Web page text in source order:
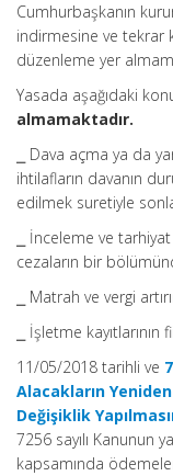
Cumhurbaşkanın
indirmesine ve tekrar
düzenleme yer
Yasada aşağıdaki
almamaktadır.
⎯ Dava açma ya da
ihtilafların davanın
edilmek suretiyle
⎯ İnceleme ve
cezaların bir
⎯ Matrah ve vergi
⎯ İşletme
11/05/2018 tarihli ve
Alacakların Yeniden
Değişiklik
7256 sayılı Kanunun
kapsamında